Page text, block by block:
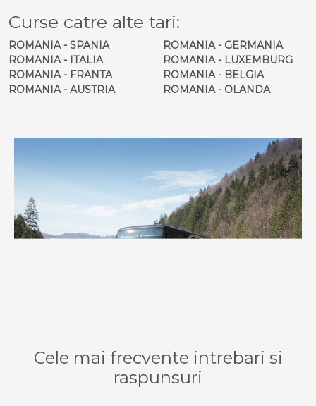
Curse catre alte tari:
ROMANIA - SPANIA
ROMANIA - ITALIA
ROMANIA - FRANTA
ROMANIA - AUSTRIA
ROMANIA - GERMANIA
ROMANIA - LUXEMBURG
ROMANIA - BELGIA
ROMANIA - OLANDA
Cele mai frecvente intrebari si
raspunsuri